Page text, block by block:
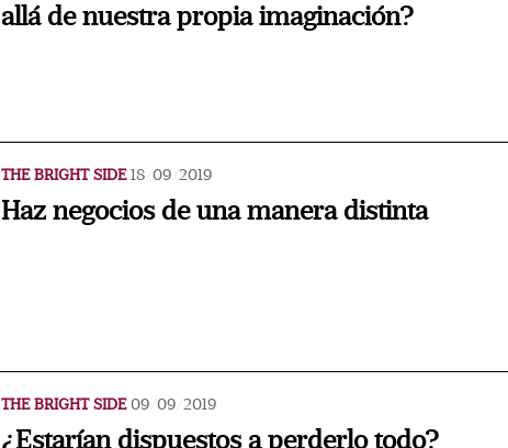
allá de nuestra propia imaginación?
THE BRIGHT SIDE 18/09/2019
Haz negocios de una manera distinta
THE BRIGHT SIDE 09/09/2019
¿Estarían dispuestos a perderlo todo?